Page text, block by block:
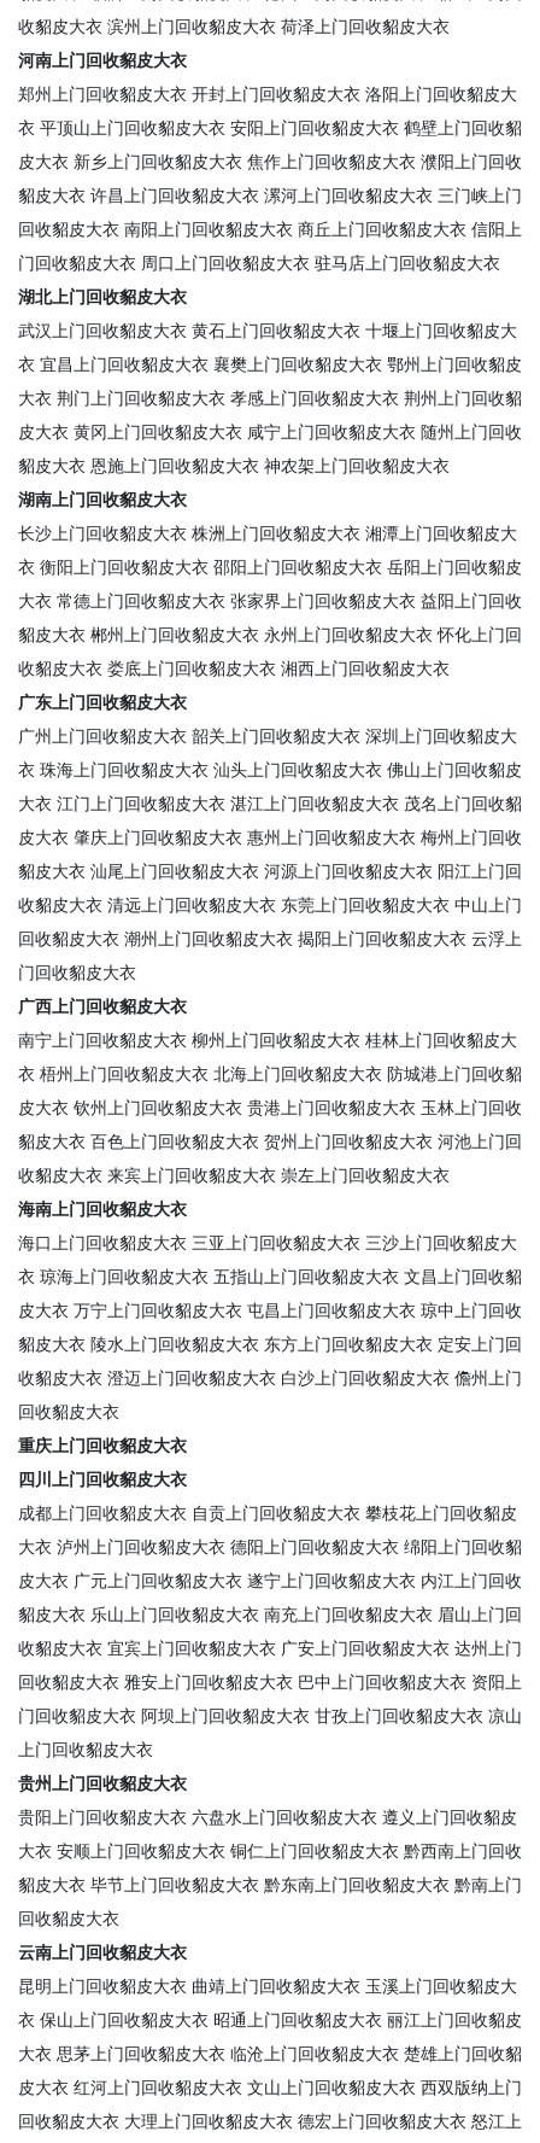
收貂皮大衣 滨州上门回收貂皮大衣 荷泽上门回收貂皮大衣
河南上门回收貂皮大衣
郑州上门回收貂皮大衣 开封上门回收貂皮大衣 洛阳上门回收貂皮大
衣 平顶山上门回收貂皮大衣 安阳上门回收貂皮大衣 鹤壁上门回收貂
皮大衣 新乡上门回收貂皮大衣 焦作上门回收貂皮大衣 濮阳上门回收
貂皮大衣 许昌上门回收貂皮大衣 漯河上门回收貂皮大衣 三门峡上门
回收貂皮大衣 南阳上门回收貂皮大衣 商丘上门回收貂皮大衣 信阳上
门回收貂皮大衣 周口上门回收貂皮大衣 驻马店上门回收貂皮大衣
湖北上门回收貂皮大衣
武汉上门回收貂皮大衣 黄石上门回收貂皮大衣 十堰上门回收貂皮大
衣 宜昌上门回收貂皮大衣 襄樊上门回收貂皮大衣 鄂州上门回收貂皮
大衣 荆门上门回收貂皮大衣 孝感上门回收貂皮大衣 荆州上门回收貂
皮大衣 黄冈上门回收貂皮大衣 咸宁上门回收貂皮大衣 随州上门回收
貂皮大衣 恩施上门回收貂皮大衣 神农架上门回收貂皮大衣
湖南上门回收貂皮大衣
长沙上门回收貂皮大衣 株洲上门回收貂皮大衣 湘潭上门回收貂皮大
衣 衡阳上门回收貂皮大衣 邵阳上门回收貂皮大衣 岳阳上门回收貂皮
大衣 常德上门回收貂皮大衣 张家界上门回收貂皮大衣 益阳上门回收
貂皮大衣 郴州上门回收貂皮大衣 永州上门回收貂皮大衣 怀化上门回
收貂皮大衣 娄底上门回收貂皮大衣 湘西上门回收貂皮大衣
广东上门回收貂皮大衣
广州上门回收貂皮大衣 韶关上门回收貂皮大衣 深圳上门回收貂皮大
衣 珠海上门回收貂皮大衣 汕头上门回收貂皮大衣 佛山上门回收貂皮
大衣 江门上门回收貂皮大衣 湛江上门回收貂皮大衣 茂名上门回收貂
皮大衣 肇庆上门回收貂皮大衣 惠州上门回收貂皮大衣 梅州上门回收
貂皮大衣 汕尾上门回收貂皮大衣 河源上门回收貂皮大衣 阳江上门回
收貂皮大衣 清远上门回收貂皮大衣 东莞上门回收貂皮大衣 中山上门
回收貂皮大衣 潮州上门回收貂皮大衣 揭阳上门回收貂皮大衣 云浮上
门回收貂皮大衣
广西上门回收貂皮大衣
南宁上门回收貂皮大衣 柳州上门回收貂皮大衣 桂林上门回收貂皮大
衣 梧州上门回收貂皮大衣 北海上门回收貂皮大衣 防城港上门回收貂
皮大衣 钦州上门回收貂皮大衣 贵港上门回收貂皮大衣 玉林上门回收
貂皮大衣 百色上门回收貂皮大衣 贺州上门回收貂皮大衣 河池上门回
收貂皮大衣 来宾上门回收貂皮大衣 崇左上门回收貂皮大衣
海南上门回收貂皮大衣
海口上门回收貂皮大衣 三亚上门回收貂皮大衣 三沙上门回收貂皮大
衣 琼海上门回收貂皮大衣 五指山上门回收貂皮大衣 文昌上门回收貂
皮大衣 万宁上门回收貂皮大衣 屯昌上门回收貂皮大衣 琼中上门回收
貂皮大衣 陵水上门回收貂皮大衣 东方上门回收貂皮大衣 定安上门回
收貂皮大衣 澄迈上门回收貂皮大衣 白沙上门回收貂皮大衣 儋州上门
回收貂皮大衣
重庆上门回收貂皮大衣
四川上门回收貂皮大衣
成都上门回收貂皮大衣 自贡上门回收貂皮大衣 攀枝花上门回收貂皮
大衣 泸州上门回收貂皮大衣 德阳上门回收貂皮大衣 绵阳上门回收貂
皮大衣 广元上门回收貂皮大衣 遂宁上门回收貂皮大衣 内江上门回收
貂皮大衣 乐山上门回收貂皮大衣 南充上门回收貂皮大衣 眉山上门回
收貂皮大衣 宜宾上门回收貂皮大衣 广安上门回收貂皮大衣 达州上门
回收貂皮大衣 雅安上门回收貂皮大衣 巴中上门回收貂皮大衣 资阳上
门回收貂皮大衣 阿坝上门回收貂皮大衣 甘孜上门回收貂皮大衣 凉山
上门回收貂皮大衣
贵州上门回收貂皮大衣
贵阳上门回收貂皮大衣 六盘水上门回收貂皮大衣 遵义上门回收貂皮
大衣 安顺上门回收貂皮大衣 铜仁上门回收貂皮大衣 黔西南上门回收
貂皮大衣 毕节上门回收貂皮大衣 黔东南上门回收貂皮大衣 黔南上门
回收貂皮大衣
云南上门回收貂皮大衣
昆明上门回收貂皮大衣 曲靖上门回收貂皮大衣 玉溪上门回收貂皮大
衣 保山上门回收貂皮大衣 昭通上门回收貂皮大衣 丽江上门回收貂皮
大衣 思茅上门回收貂皮大衣 临沧上门回收貂皮大衣 楚雄上门回收貂
皮大衣 红河上门回收貂皮大衣 文山上门回收貂皮大衣 西双版纳上门
回收貂皮大衣 大理上门回收貂皮大衣 德宏上门回收貂皮大衣 怒江上